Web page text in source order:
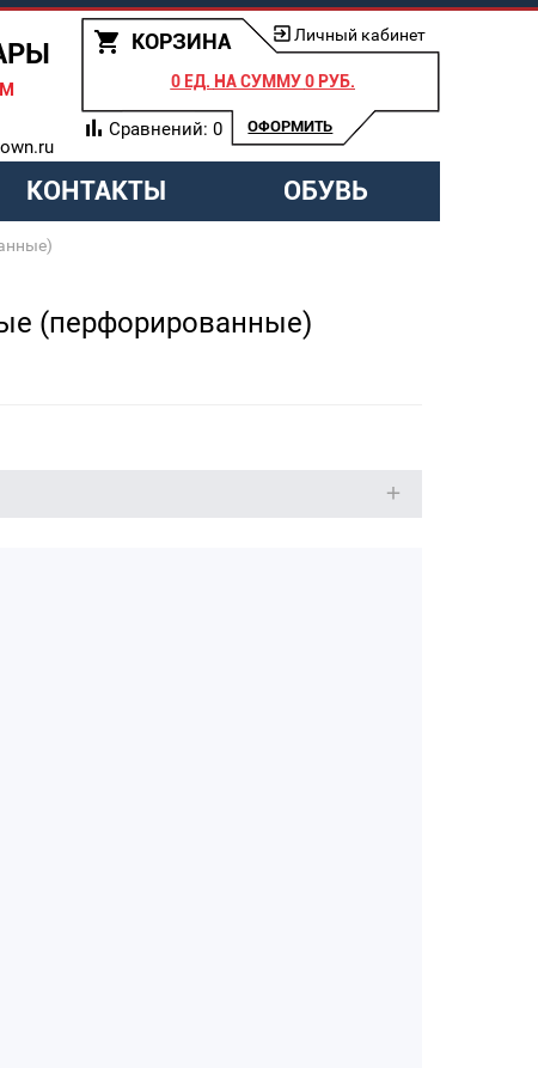
КОРЗИНА Личный кабинет
0 ЕД. НА СУММУ0 РУБ.
ОФОРМИТЬ
Сравнений: 0
КОНТАКТЫ ОБУВЬ
(перфорированные)